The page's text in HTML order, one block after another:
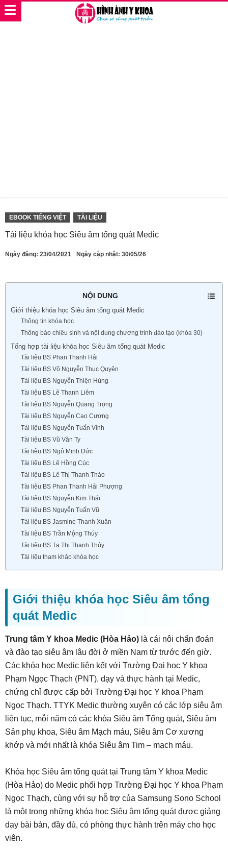
EBOOK TIẾNG VIỆT TÀI LIỆU
Tài liệu khóa học Siêu âm tổng quát Medic
Ngày đăng: 23/04/2021 Ngày cập nhật: 30/05/26
NỘI DUNG
Giới thiệu khóa học Siêu âm tổng quát Medic
Thông tin khóa học
Thông báo chiêu sinh và nội dung chương trình đào tạo (khóa 30)
Tổng hợp tài liệu khóa học Siêu âm tổng quát Medic
Tài liệu BS Phan Thanh Hải
Tài liệu BS Võ Nguyễn Thục Quyên
Tài liệu BS Nguyễn Thiện Hùng
Tài liệu BS Lê Thanh Liêm
Tài liệu BS Nguyễn Quang Trọng
Tài liệu BS Nguyễn Cao Cương
Tài liệu BS Nguyễn Tuấn Vinh
Tài liệu BS Vũ Văn Ty
Tài liệu BS Ngô Minh Đức
Tài liệu BS Lê Hồng Cúc
Tài liệu BS Lê Thị Thanh Thảo
Tài liệu BS Phan Thanh Hải Phượng
Tài liệu BS Nguyễn Kim Thái
Tài liệu BS Nguyễn Tuấn Vũ
Tài liệu BS Jasmine Thanh Xuân
Tài liệu BS Trần Mộng Thúy
Tài liệu BS Tạ Thị Thanh Thủy
Tài liệu tham khảo khóa học
Giới thiệu khóa học Siêu âm tổng
quát Medic
Trung tâm Y khoa Medic (Hòa Hảo) là cái nôi chẩn đoán
và đào tạo siêu âm lâu đời ở miền Nam từ trước đến giờ.
Các khóa học Medic liên kết với Trường Đại học Y khoa
Phạm Ngọc Thạch (PNT), dạy và thực hành tại Medic,
chứng chỉ được cấp bởi Trường Đại học Y khoa Phạm
Ngọc Thạch. TTYK Medic thường xuyên có các lớp siêu âm
liên tục, mỗi năm có các khóa Siêu âm Tổng quát, Siêu âm
Sản phụ khoa, Siêu âm Mạch máu, Siêu âm Cơ xương
khớp và mới nhất là khóa Siêu âm Tim – mạch máu.
Khóa học Siêu âm tổng quát tại Trung tâm Y khoa Medic
(Hòa Hảo) do Medic phối hợp Trường Đại học Y khoa Phạm
Ngọc Thạch, cùng với sự hỗ trợ của Samsung Sono School
là một trong những khóa học Siêu âm tổng quát được giảng
dạy bài bản, đầy đủ, có phòng thực hành trên máy cho học
viên.